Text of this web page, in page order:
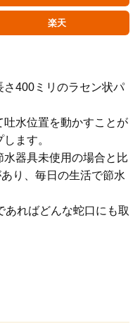
楽天
400ミリのラセン状パ
水位置を動かすことが
ます。
器具未使用の場合と比
り、毎日の生活で節水
ればどんな蛇口にも取